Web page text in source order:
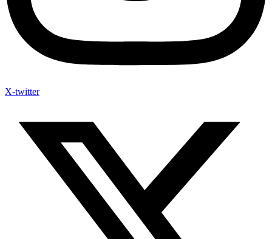
X-twitter